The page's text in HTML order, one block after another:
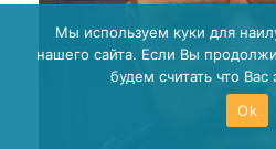
Мы используем куки для
нашего сайта. Если Вы
будем считать что Вас
Ok